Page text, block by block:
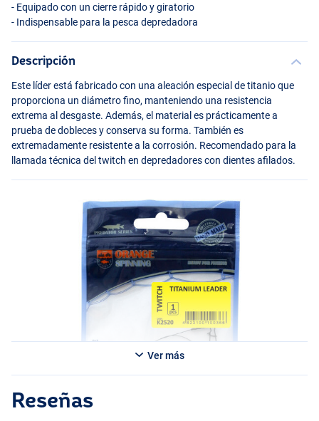
- Equipado con un cierre rápido y giratorio
- Indispensable para la pesca depredadora
Descripción
Este líder está fabricado con una aleación especial de titanio que
proporciona un diámetro fino, manteniendo una resistencia
extrema al desgaste. Además, el material es prácticamente a
prueba de dobleces y conserva su forma. También es
extremadamente resistente a la corrosión. Recomendado para la
llamada técnica del twitch en depredadores con dientes afilados.
Ver más
Reseñas